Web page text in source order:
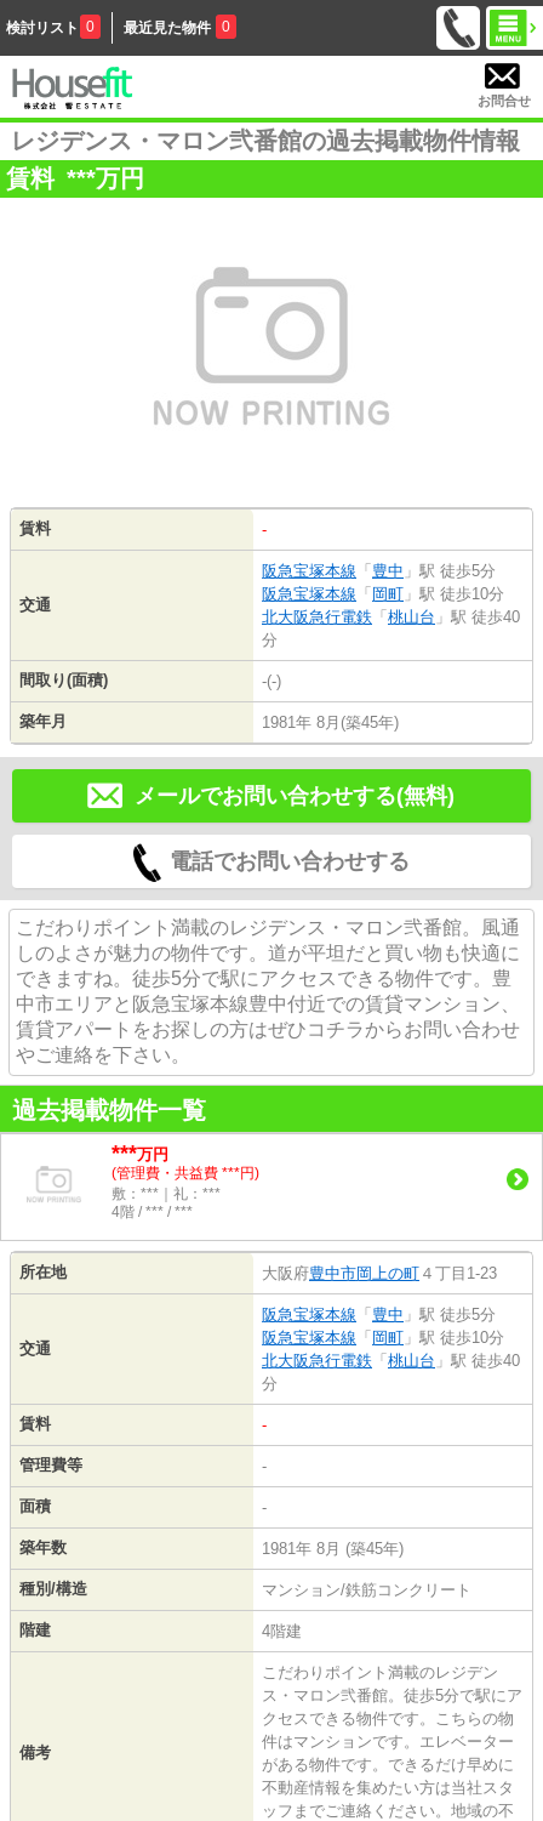
検討リスト 0 最近見た物件 0
お問合せ
レジデンス・マロン弐番館の過去掲載物件情報
賃料 ***万円
賃料 -
交通
阪急宝塚本線 「 豊中 」駅 徒歩5分
阪急宝塚本線 「 岡町 」駅 徒歩10分
北大阪急行電鉄 「 桃山台 」駅 徒歩40
分
間取り(面積) -(-)
築年月 1981年 8月(築45年)
メールでお問い合わせする(無料)
電話でお問い合わせする
こだわりポイント満載のレジデンス・マロン弐番館。風通
しのよさが魅力の物件です。道が平坦だと買い物も快適に
できますね。徒歩5分で駅にアクセスできる物件です。豊
中市エリアと阪急宝塚本線豊中付近での賃貸マンション、
賃貸アパートをお探しの方はぜひコチラからお問い合わせ
やご連絡を下さい。
過去掲載物件一覧
***万円
(管理費・共益費 ***円)
敷：***｜礼：***
4階 / *** / ***
所在地 大阪府豊中市岡上の町 ４丁目1-23
交通
阪急宝塚本線 「 豊中 」駅 徒歩5分
阪急宝塚本線 「 岡町 」駅 徒歩10分
北大阪急行電鉄 「 桃山台 」駅 徒歩40
分
賃料 -
管理費等 -
面積 -
築年数 1981年 8月 (築45年)
種別/構造 マンション/鉄筋コンクリート
階建 4階建
備考
こだわりポイント満載のレジデン
ス・マロン弐番館。徒歩5分で駅にア
クセスできる物件です。こちらの物
件はマンションです。エレベーター
がある物件です。できるだけ早めに
不動産情報を集めたい方は当社スタ
ッフまでご連絡ください。地域の不